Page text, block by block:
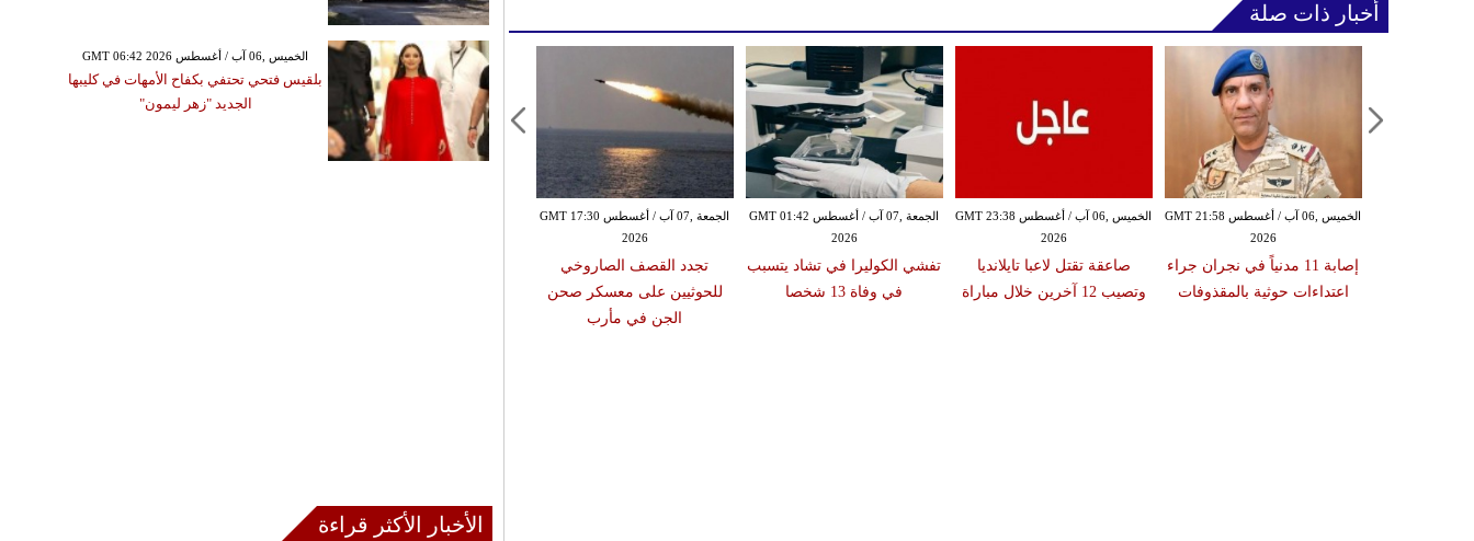
أخبار ذات صلة
الجمعة ,07 آب / أغسطس GMT 17:30
2026
تجدد القصف الصاروخي
للحوثيين على معسكر صحن
الجن في مأرب
الجمعة ,07 آب / أغسطس GMT 01:42
2026
تفشي الكوليرا في تشاد يتسبب
في وفاة 13 شخصا
الخميس ,06 آب / أغسطس GMT 23:38
2026
صاعقة تقتل لاعبا تايلانديا
وتصيب 12 آخرين خلال مباراة
الخميس ,06 آب / أغسطس GMT 21:58
2026
إصابة 11 مدنياً في نجران جراء
اعتداءات حوثية بالمقذوفات
GMT 06:42 2026 الخميس ,06 آب / أغسطس
بلقيس فتحي تحتفي بكفاح الأمهات في كليبها
الجديد "زهر ليمون"
الأخبار الأكثر قراءة